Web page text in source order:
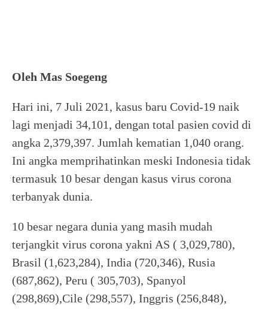
Oleh Mas Soegeng
Hari ini, 7 Juli 2021, kasus baru Covid-19 naik
lagi menjadi 34,101, dengan total pasien covid di
angka 2,379,397. Jumlah kematian 1,040 orang.
Ini angka memprihatinkan meski Indonesia tidak
termasuk 10 besar dengan kasus virus corona
terbanyak dunia.
10 besar negara dunia yang masih mudah
terjangkit virus corona yakni AS ( 3,029,780),
Brasil (1,623,284), India (720,346), Rusia
(687,862), Peru ( 305,703), Spanyol
(298,869),Cile (298,557), Inggris (256,848),